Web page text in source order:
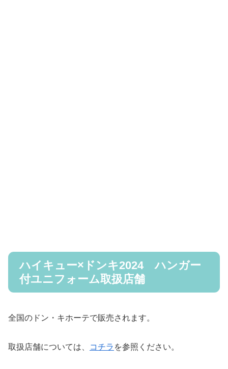
ハイキュー×ドンキ2024 ハンガー
付ユニフォーム取扱店舗
全国のドン・キホーテで販売されます。
取扱店舗については、 コチラ を参照ください。